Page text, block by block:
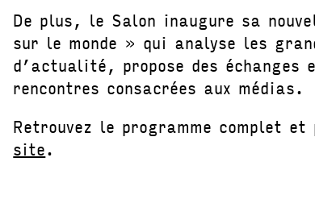
De plus, le Salon inaugure sa
sur le monde » qui analyse les
d’actualité, propose des échanges
rencontres consacrées aux médias.
Retrouvez le programme complet
site.